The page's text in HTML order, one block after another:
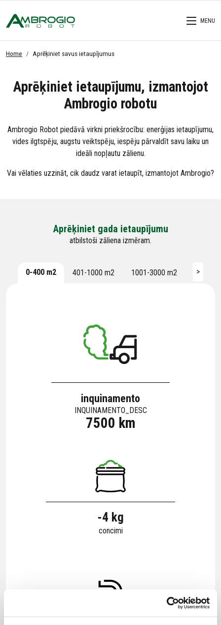
MENU
Home Aprēķiniet savus ietaupījumus
Aprēķiniet ietaupījumu, izmantojot
Ambrogio robotu
Ambrogio Robot piedāvā virkni priekšrocību: enerģijas ietaupījumu,
vides ilgtspēju, augstu veiktspēju, iespēju pārvaldīt savu laiku un
ideāli nopļautu zālienu.
Vai vēlaties uzzināt, cik daudz varat ietaupīt, izmantojot Ambrogio?
Aprēķiniet gada ietaupījumu
atbilstoši zāliena izmēram.
>
0-400 m2 401-1000 m2 1001-3000 m2 3001-
inquinamento
INQUINAMENTO_DESC
7500 km
-4 kg
concimi